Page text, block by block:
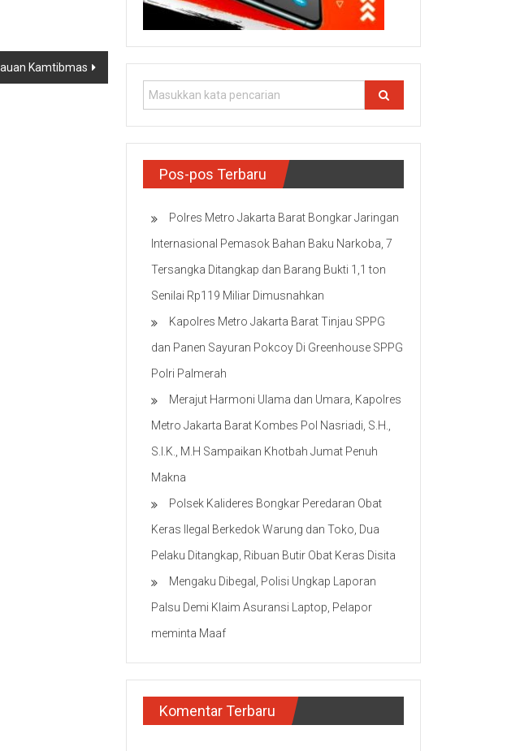
Kamtibmas
Pos-pos Terbaru
Polres Metro Jakarta Barat Bongkar Jaringan
Internasional Pemasok Bahan Baku Narkoba, 7
Tersangka Ditangkap dan Barang Bukti 1,1 ton
Senilai Rp119 Miliar Dimusnahkan
Kapolres Metro Jakarta Barat Tinjau SPPG
dan Panen Sayuran Pokcoy Di Greenhouse SPPG
Polri Palmerah
Merajut Harmoni Ulama dan Umara, Kapolres
Metro Jakarta Barat Kombes Pol Nasriadi, S.H.,
S.I.K., M.H Sampaikan Khotbah Jumat Penuh
Makna
Polsek Kalideres Bongkar Peredaran Obat
Keras Ilegal Berkedok Warung dan Toko, Dua
Pelaku Ditangkap, Ribuan Butir Obat Keras Disita
Mengaku Dibegal, Polisi Ungkap Laporan
Palsu Demi Klaim Asuransi Laptop, Pelapor
meminta Maaf
Komentar Terbaru